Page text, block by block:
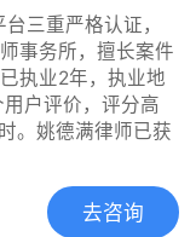
三重严格认证，
事务所，擅长案件
执业2年，执业地
户评价，评分高
。姚德满律师已获
去咨询